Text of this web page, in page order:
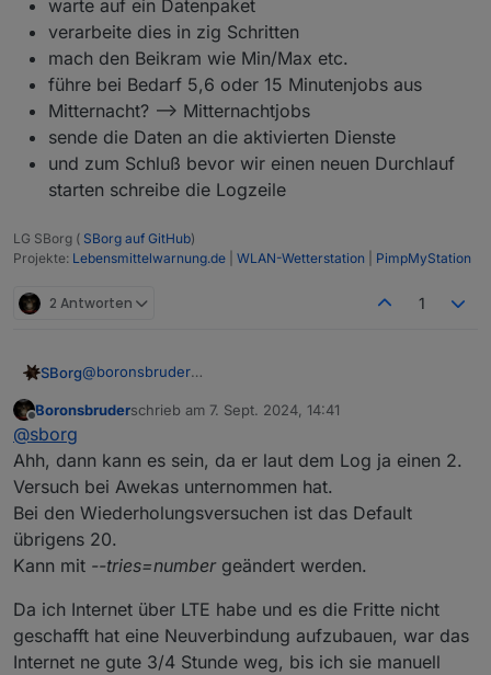
warte auf ein Datenpaket
verarbeite dies in zig Schritten
mach den Beikram wie Min/Max etc.
führe bei Bedarf 5,6 oder 15 Minutenjobs aus
Mitternacht? --> Mitternachtjobs
sende die Daten an die aktivierten Dienste
und zum Schluß bevor wir einen neuen Durchlauf
starten schreibe die Logzeile
LG SBorg ( SBorg auf GitHub)
Projekte: Lebensmittelwarnung.de WLAN-Wetterstation PimpMyStation
2 Antworten 1
SBorg@boronsbruder
auch schon öfters ein abgestürtzes Internet. Da kamen
Zumindest fast 45 Minuten kommt IMO nicht vom Skript,
Das Ganze ist eine Endlosschleife:
warte auf ein Datenpaket
verarbeite dies in zig Schritten
mach den Beikram wie Min/Max etc.
führe bei Bedarf 5,6 oder 15 Minutenjobs aus
sende die Daten an die aktivierten Dienste
und zum Schluß bevor wir einen neuen Durchlauf
starten schreibe die Logzeile
Offline
Boronsbruderschrieb am 7. Sept. 2024, 14:41
zuletzt editiert von
@sborg
Ahh, dann kann es sein, da er laut dem Log ja einen 2.
Versuch bei Awekas unternommen hat.
Bei den Wiederholungsversuchen ist das Default
übrigens 20.
Kann mit --tries=numbergeändert werden.
Da ich Internet über LTE habe und es die Fritte nicht
geschafft hat eine Neuverbindung aufzubauen, war das
Internet ne gute 3/4 Stunde weg, bis ich sie manuell